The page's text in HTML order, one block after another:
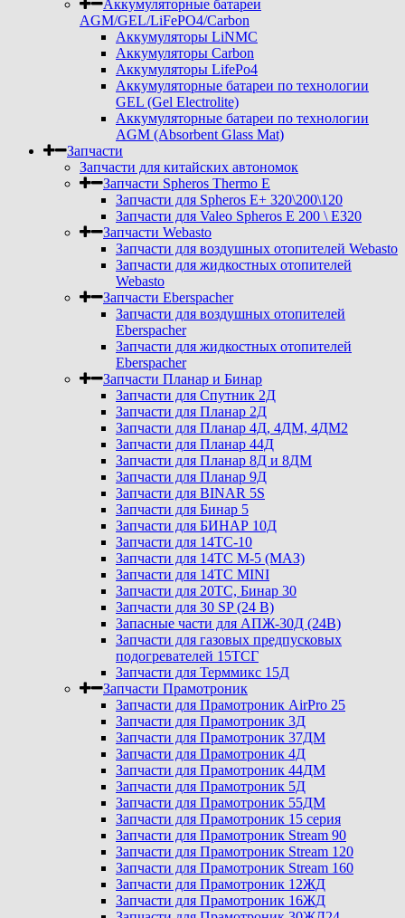
Аккумуляторные батареи
AGM/GEL/LiFePO4/Carbon
Аккумуляторы LiNMC
Аккумуляторы Carbon
Аккумуляторы LifePo4
Аккумуляторные батареи по технологии
GEL (Gel Electrolite)
Аккумуляторные батареи по технологии
AGM (Absorbent Glass Mat)
Запчасти
Запчасти для китайских автономок
Запчасти Spheros Thermo E
Запчасти для Spheros E+ 320\200\120
Запчасти для Valeo Spheros E 200 \ E320
Запчасти Webasto
Запчасти для воздушных отопителей Webasto
Запчасти для жидкостных отопителей
Webasto
Запчасти Eberspacher
Запчасти для воздушных отопителей
Eberspacher
Запчасти для жидкостных отопителей
Eberspacher
Запчасти Планар и Бинар
Запчасти для Спутник 2Д
Запчасти для Планар 2Д
Запчасти для Планар 4Д, 4ДМ, 4ДМ2
Запчасти для Планар 44Д
Запчасти для Планар 8Д и 8ДМ
Запчасти для Планар 9Д
Запчасти для BINAR 5S
Запчасти для Бинар 5
Запчасти для БИНАР 10Д
Запчасти для 14ТС-10
Запчасти для 14ТС М-5 (МАЗ)
Запчасти для 14ТС MINI
Запчасти для 20ТС, Бинар 30
Запчасти для 30 SP (24 В)
Запасные части для АПЖ-30Д (24В)
Запчасти для газовых предпусковых
подогревателей 15ТСГ
Запчасти для Терммикс 15Д
Запчасти Прамотроник
Запчасти для Прамотроник AirPro 25
Запчасти для Прамотроник 3Д
Запчасти для Прамотроник 37ДМ
Запчасти для Прамотроник 4Д
Запчасти для Прамотроник 44ДМ
Запчасти для Прамотроник 5Д
Запчасти для Прамотроник 55ДМ
Запчасти для Прамотроник 15 серия
Запчасти для Прамотроник Stream 90
Запчасти для Прамотроник Stream 120
Запчасти для Прамотроник Stream 160
Запчасти для Прамотроник 12ЖД
Запчасти для Прамотроник 16ЖД